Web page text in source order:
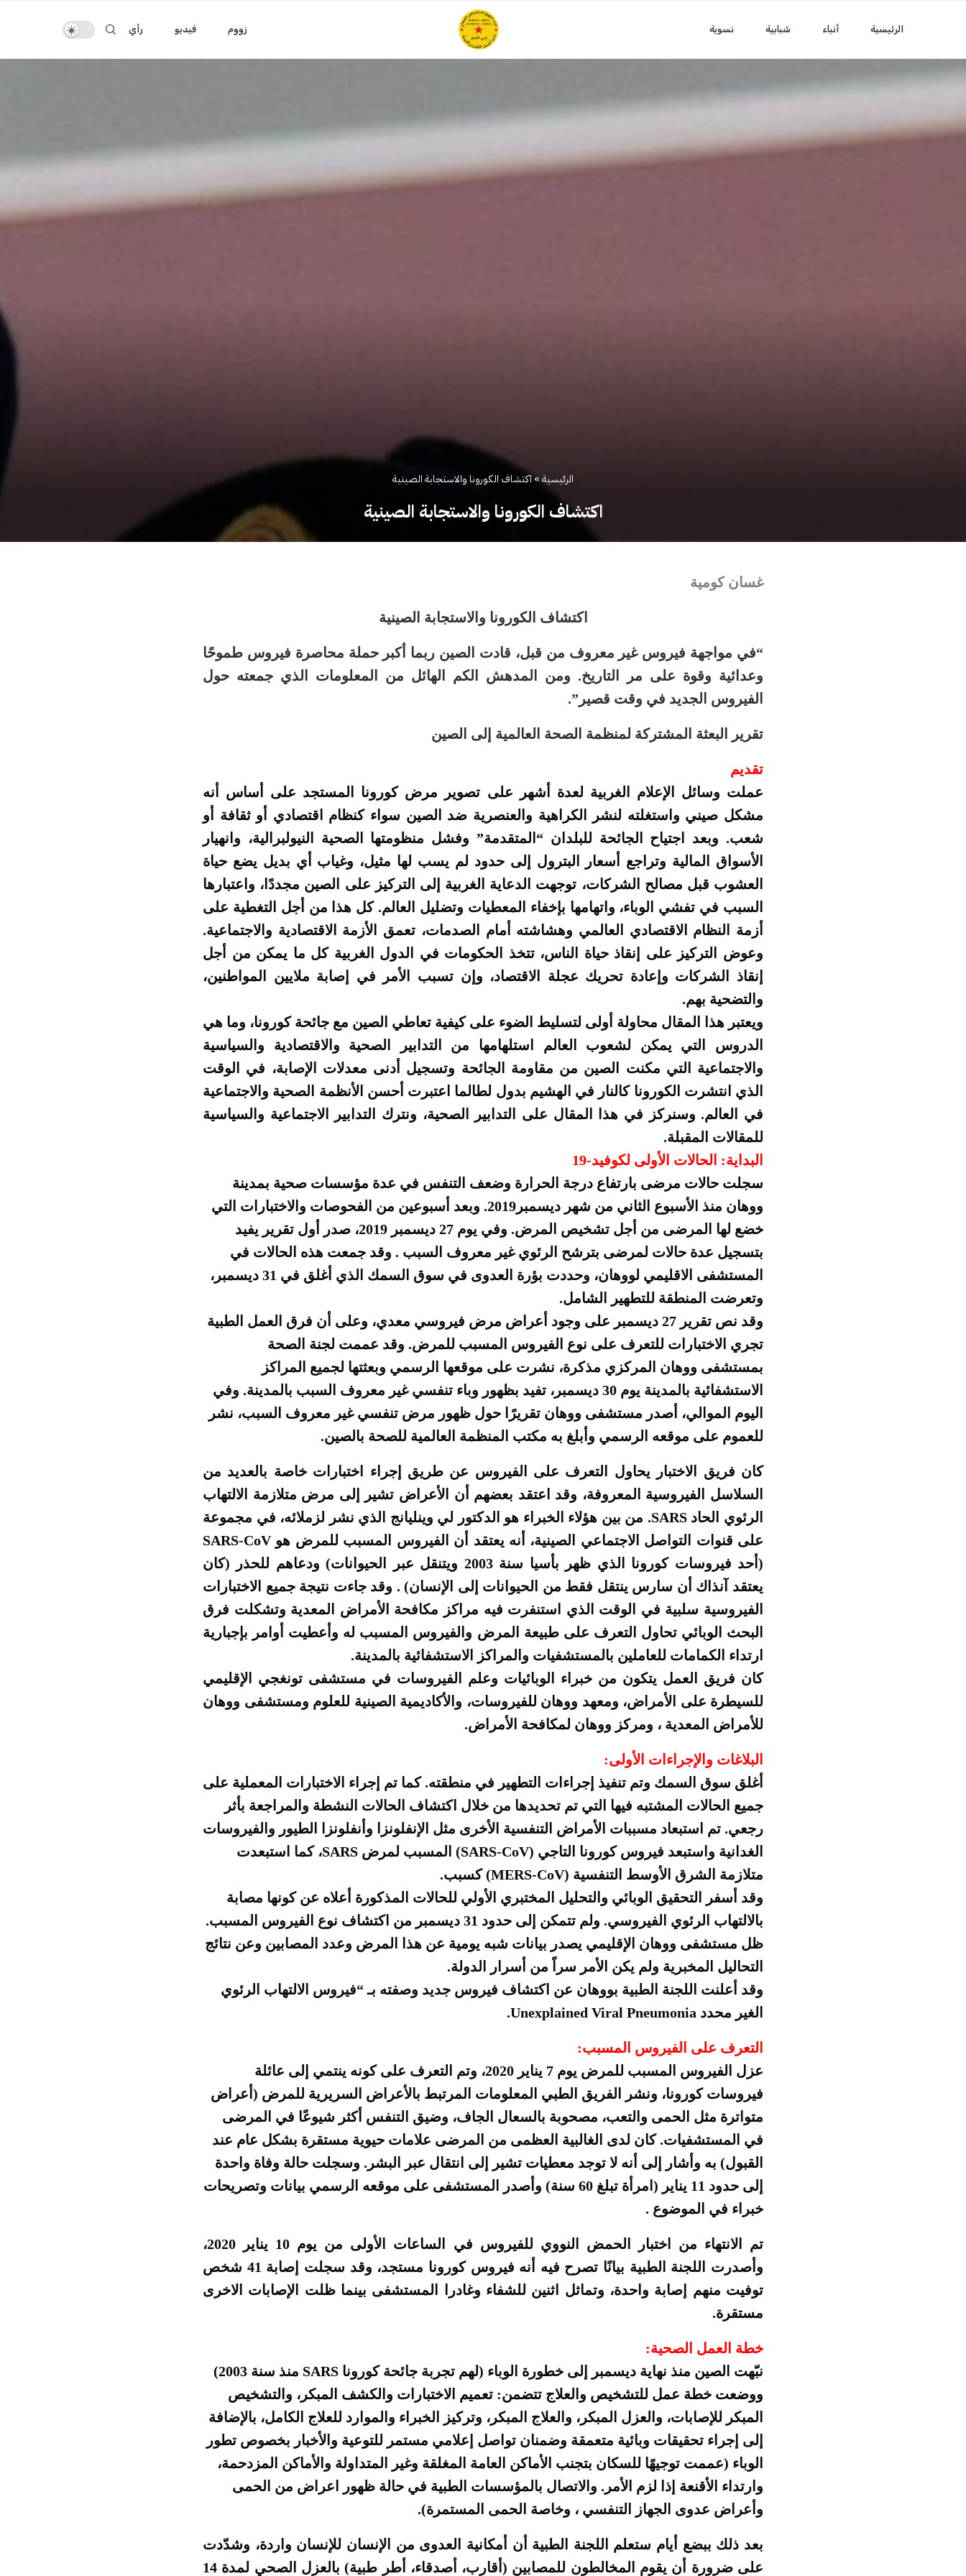
الرئيسية أنباء شبابية نسوية زووم فيديو رأي
الرئيسية»اكتشاف الكورونا والاستجابة الصينية
اكتشاف الكورونا والاستجابة الصينية
غسان كومية
اكتشاف الكورونا والاستجابة الصينية
“في مواجهة فيروس غير معروف من قبل، قادت الصين ربما أكبر حملة محاصرة فيروس طموحًا
وعدائية وقوة على مر التاريخ. ومن المدهش الكم الهائل من المعلومات الذي جمعته حول
الفيروس الجديد في وقت قصير”.
تقرير البعثة المشتركة لمنظمة الصحة العالمية إلى الصين
تقديم
عملت وسائل الإعلام الغربية لعدة أشهر على تصوير مرض كورونا المستجد على أساس أنه
مشكل صيني واستغلته لنشر الكراهية والعنصرية ضد الصين سواء كنظام اقتصادي أو ثقافة أو
شعب. وبعد اجتياح الجائحة للبلدان “المتقدمة” وفشل منظومتها الصحية النيولبرالية، وانهيار
الأسواق المالية وتراجع أسعار البترول إلى حدود لم يسب لها مثيل، وغياب أي بديل يضع حياة
العشوب قبل مصالح الشركات، توجهت الدعاية الغربية إلى التركيز على الصين مجددًا، واعتبارها
السبب في تفشي الوباء، واتهامها بإخفاء المعطيات وتضليل العالم. كل هذا من أجل التغطية على
أزمة النظام الاقتصادي العالمي وهشاشته أمام الصدمات، تعمق الأزمة الاقتصادية والاجتماعية.
وعوض التركيز على إنقاذ حياة الناس، تتخذ الحكومات في الدول الغربية كل ما يمكن من أجل
إنقاذ الشركات وإعادة تحريك عجلة الاقتصاد، وإن تسبب الأمر في إصابة ملايين المواطنين،
والتضحية بهم.
ويعتبر هذا المقال محاولة أولى لتسليط الضوء على كيفية تعاطي الصين مع جائحة كورونا، وما هي
الدروس التي يمكن لشعوب العالم استلهامها من التدابير الصحية والاقتصادية والسياسية
والاجتماعية التي مكنت الصين من مقاومة الجائحة وتسجيل أدنى معدلات الإصابة، في الوقت
الذي انتشرت الكورونا كالنار في الهشيم بدول لطالما اعتبرت أحسن الأنظمة الصحية والاجتماعية
في العالم. وسنركز في هذا المقال على التدابير الصحية، ونترك التدابير الاجتماعية والسياسية
للمقالات المقبلة.
البداية: الحالات الأولى لكوفيد-19
سجلت حالات مرضى بارتفاع درجة الحرارة وضعف التنفس في عدة مؤسسات صحية بمدينة
ووهان منذ الأسبوع الثاني من شهر ديسمبر2019. وبعد أسبوعين من الفحوصات والاختبارات التي
خضع لها المرضى من أجل تشخيص المرض. وفي يوم 27 ديسمبر 2019، صدر أول تقرير يفيد
بتسجيل عدة حالات لمرضى بترشح الرئوي غير معروف السبب . وقد جمعت هذه الحالات في
المستشفى الاقليمي لووهان، وحددت بؤرة العدوى في سوق السمك الذي أغلق في 31 ديسمبر،
وتعرضت المنطقة للتطهير الشامل.
وقد نص تقرير 27 ديسمبر على وجود أعراض مرض فيروسي معدي، وعلى أن فرق العمل الطبية
تجري الاختبارات للتعرف على نوع الفيروس المسبب للمرض. وقد عممت لجنة الصحة
بمستشفى ووهان المركزي مذكرة، نشرت على موقعها الرسمي وبعثتها لجميع المراكز
الاستشفائية بالمدينة يوم 30 ديسمبر، تفيد بظهور وباء تنفسي غير معروف السبب بالمدينة. وفي
اليوم الموالي، أصدر مستشفى ووهان تقريرًا حول ظهور مرض تنفسي غير معروف السبب، نشر
للعموم على موقعه الرسمي وأبلغ به مكتب المنظمة العالمية للصحة بالصين.
كان فريق الاختبار يحاول التعرف على الفيروس عن طريق إجراء اختبارات خاصة بالعديد من
السلاسل الفيروسية المعروفة، وقد اعتقد بعضهم أن الأعراض تشير إلى مرض متلازمة الالتهاب
الرئوي الحاد SARS. من بين هؤلاء الخبراء هو الدكتور لي وينليانج الذي نشر لزملائه، في مجموعة
على قنوات التواصل الاجتماعي الصينية، أنه يعتقد أن الفيروس المسبب للمرض هو SARS-CoV
(أحد فيروسات كورونا الذي ظهر بأسيا سنة 2003 ويتنقل عبر الحيوانات) ودعاهم للحذر (كان
يعتقد آنذاك أن سارس ينتقل فقط من الحيوانات إلى الإنسان) . وقد جاءت نتيجة جميع الاختبارات
الفيروسية سلبية في الوقت الذي استنفرت فيه مراكز مكافحة الأمراض المعدية وتشكلت فرق
البحث الوبائي تحاول التعرف على طبيعة المرض والفيروس المسبب له وأعطيت أوامر بإجبارية
ارتداء الكمامات للعاملين بالمستشفيات والمراكز الاستشفائية بالمدينة.
كان فريق العمل يتكون من خبراء الوبائيات وعلم الفيروسات في مستشفى تونغجي الإقليمي
للسيطرة على الأمراض، ومعهد ووهان للفيروسات، والأكاديمية الصينية للعلوم ومستشفى ووهان
للأمراض المعدية ، ومركز ووهان لمكافحة الأمراض.
البلاغات والإجراءات الأولى:
أغلق سوق السمك وتم تنفيذ إجراءات التطهير في منطقته. كما تم إجراء الاختبارات المعملية على
جميع الحالات المشتبه فيها التي تم تحديدها من خلال اكتشاف الحالات النشطة والمراجعة بأثر
رجعي. تم استبعاد مسببات الأمراض التنفسية الأخرى مثل الإنفلونزا وأنفلونزا الطيور والفيروسات
الغدانية واستبعد فيروس كورونا التاجي (SARS-CoV) المسبب لمرض SARS، كما استبعدت
متلازمة الشرق الأوسط التنفسية (MERS-CoV) كسبب.
وقد أسفر التحقيق الوبائي والتحليل المختبري الأولي للحالات المذكورة أعلاه عن كونها مصابة
بالالتهاب الرئوي الفيروسي. ولم تتمكن إلى حدود 31 ديسمبر من اكتشاف نوع الفيروس المسبب.
ظل مستشفى ووهان الإقليمي يصدر بيانات شبه يومية عن هذا المرض وعدد المصابين وعن نتائج
التحاليل المخبرية ولم يكن الأمر سراً من أسرار الدولة.
وقد أعلنت اللجنة الطبية بووهان عن اكتشاف فيروس جديد وصفته بـ “فيروس الالتهاب الرئوي
الغير محدد Unexplained Viral Pneumonia.
التعرف على الفيروس المسبب:
عزل الفيروس المسبب للمرض يوم 7 يناير 2020، وتم التعرف على كونه ينتمي إلى عائلة
فيروسات كورونا، ونشر الفريق الطبي المعلومات المرتبط بالأعراض السريرية للمرض (أعراض
متواترة مثل الحمى والتعب، مصحوبة بالسعال الجاف، وضيق التنفس أكثر شيوعًا في المرضى
في المستشفيات. كان لدى الغالبية العظمى من المرضى علامات حيوية مستقرة بشكل عام عند
القبول) به وأشار إلى أنه لا توجد معطيات تشير إلى انتقال عبر البشر. وسجلت حالة وفاة واحدة
إلى حدود 11 يناير (امرأة تبلغ 60 سنة) وأصدر المستشفى على موقعه الرسمي بيانات وتصريحات
خبراء في الموضوع .
تم الانتهاء من اختبار الحمض النووي للفيروس في الساعات الأولى من يوم 10 يناير 2020،
وأصدرت اللجنة الطبية بيانًا تصرح فيه أنه فيروس كورونا مستجد، وقد سجلت إصابة 41 شخص
توفيت منهم إصابة واحدة، وتماثل اثنين للشفاء وغادرا المستشفى بينما ظلت الإصابات الاخرى
مستقرة.
خطة العمل الصحية:
نبّهت الصين منذ نهاية ديسمبر إلى خطورة الوباء (لهم تجربة جائحة كورونا SARS منذ سنة 2003)
ووضعت خطة عمل للتشخيص والعلاج تتضمن: تعميم الاختبارات والكشف المبكر، والتشخيص
المبكر للإصابات، والعزل المبكر، والعلاج المبكر، وتركيز الخبراء والموارد للعلاج الكامل، بالإضافة
إلى إجراء تحقيقات وبائية متعمقة وضمنان تواصل إعلامي مستمر للتوعية والأخبار بخصوص تطور
الوباء (عممت توجيهًا للسكان بتجنب الأماكن العامة المغلقة وغير المتداولة والأماكن المزدحمة،
وارتداء الأقنعة إذا لزم الأمر. والاتصال بالمؤسسات الطبية في حالة ظهور اعراض من الحمى
وأعراض عدوى الجهاز التنفسي ، وخاصة الحمى المستمرة).
بعد ذلك ببضع أيام ستعلم اللجنة الطبية أن أمكانية العدوى من الإنسان للإنسان واردة، وشدّدت
على ضرورة أن يقوم المخالطون للمصابين (أقارب، أصدقاء، أطر طبية) بالعزل الصحي لمدة 14